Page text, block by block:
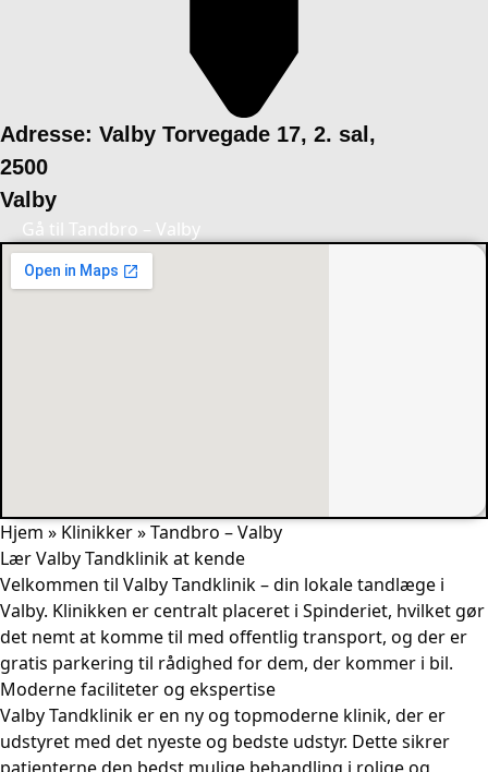
Adresse: Valby Torvegade 17, 2. sal,
2500
Valby
Gå til Tandbro – Valby
Hjem » Klinikker»Tandbro – Valby
Lær Valby Tandklinik at kende
Velkommen til Valby Tandklinik – din lokale tandlæge i
Valby. Klinikken er centralt placeret i Spinderiet, hvilket gør
det nemt at komme til med offentlig transport, og der er
gratis parkering til rådighed for dem, der kommer i bil.
Moderne faciliteter og ekspertise
Valby Tandklinik er en ny og topmoderne klinik, der er
udstyret med det nyeste og bedste udstyr. Dette sikrer